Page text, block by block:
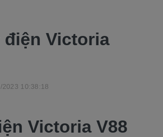
điện Victoria
10:38:18
Victoria V88